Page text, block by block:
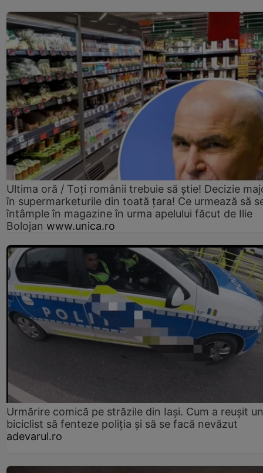
Ultima oră / Toți românii trebuie să știe! Decizie
în supermarketurile din toată țara! Ce urmează să
întâmple în magazine în urma apelului făcut de Ilie
Bolojan www.unica.ro
Urmărire comică pe străzile din Iași. Cum a reușit un
biciclist să fenteze poliția și să se facă nevăzut
adevarul.ro